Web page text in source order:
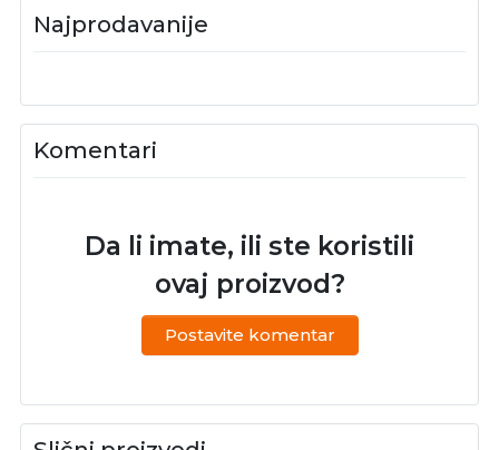
Najprodavanije
Komentari
Da li imate, ili ste koristili
ovaj proizvod?
Postavite komentar